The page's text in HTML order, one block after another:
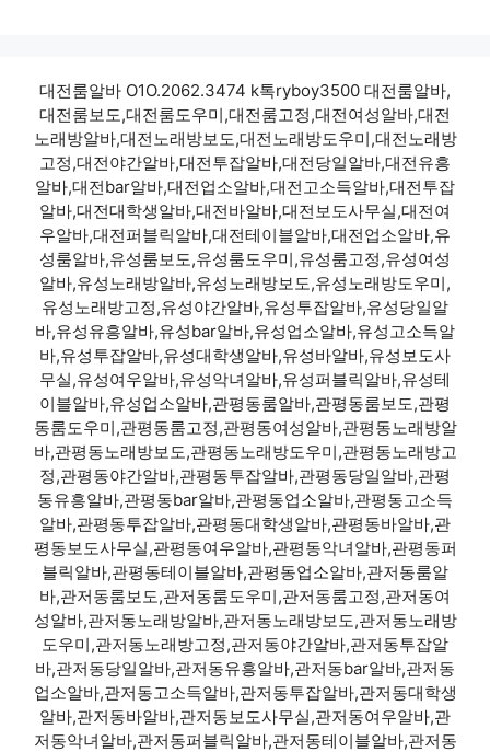
대전룸알바 O1O.2062.3474 k톡ryboy3500 대전룸알바,
대전룸보도,대전룸도우미,대전룸고정,대전여성알바,대전
노래방알바,대전노래방보도,대전노래방도우미,대전노래방
고정,대전야간알바,대전투잡알바,대전당일알바,대전유흥
알바,대전bar알바,대전업소알바,대전고소득알바,대전투잡
알바,대전대학생알바,대전바알바,대전보도사무실,대전여
우알바,대전퍼블릭알바,대전테이블알바,대전업소알바,유
성룸알바,유성룸보도,유성룸도우미,유성룸고정,유성여성
알바,유성노래방알바,유성노래방보도,유성노래방도우미,
유성노래방고정,유성야간알바,유성투잡알바,유성당일알
바,유성유흥알바,유성bar알바,유성업소알바,유성고소득알
바,유성투잡알바,유성대학생알바,유성바알바,유성보도사
무실,유성여우알바,유성악녀알바,유성퍼블릭알바,유성테
이블알바,유성업소알바,관평동룸알바,관평동룸보도,관평
동룸도우미,관평동룸고정,관평동여성알바,관평동노래방알
바,관평동노래방보도,관평동노래방도우미,관평동노래방고
정,관평동야간알바,관평동투잡알바,관평동당일알바,관평
동유흥알바,관평동bar알바,관평동업소알바,관평동고소득
알바,관평동투잡알바,관평동대학생알바,관평동바알바,관
평동보도사무실,관평동여우알바,관평동악녀알바,관평동퍼
블릭알바,관평동테이블알바,관평동업소알바,관저동룸알
바,관저동룸보도,관저동룸도우미,관저동룸고정,관저동여
성알바,관저동노래방알바,관저동노래방보도,관저동노래방
도우미,관저동노래방고정,관저동야간알바,관저동투잡알
바,관저동당일알바,관저동유흥알바,관저동bar알바,관저동
업소알바,관저동고소득알바,관저동투잡알바,관저동대학생
알바,관저동바알바,관저동보도사무실,관저동여우알바,관
저동악녀알바,관저동퍼블릭알바,관저동테이블알바,관저동